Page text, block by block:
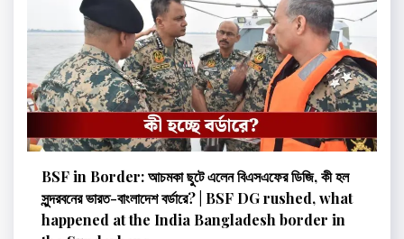
BSF in Border: আচমকা ছুটে এলেন বিএসএফের ডিজি, কী হল
সুন্দরবনের ভারত-বাংলাদেশ বর্ডারে? | BSF DG rushed, what
happened at the India Bangladesh border in